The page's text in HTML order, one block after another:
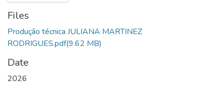
Files
Produção técnica JULIANA MARTINEZ
RODRIGUES.pdf(9.62 MB)
Date
2026